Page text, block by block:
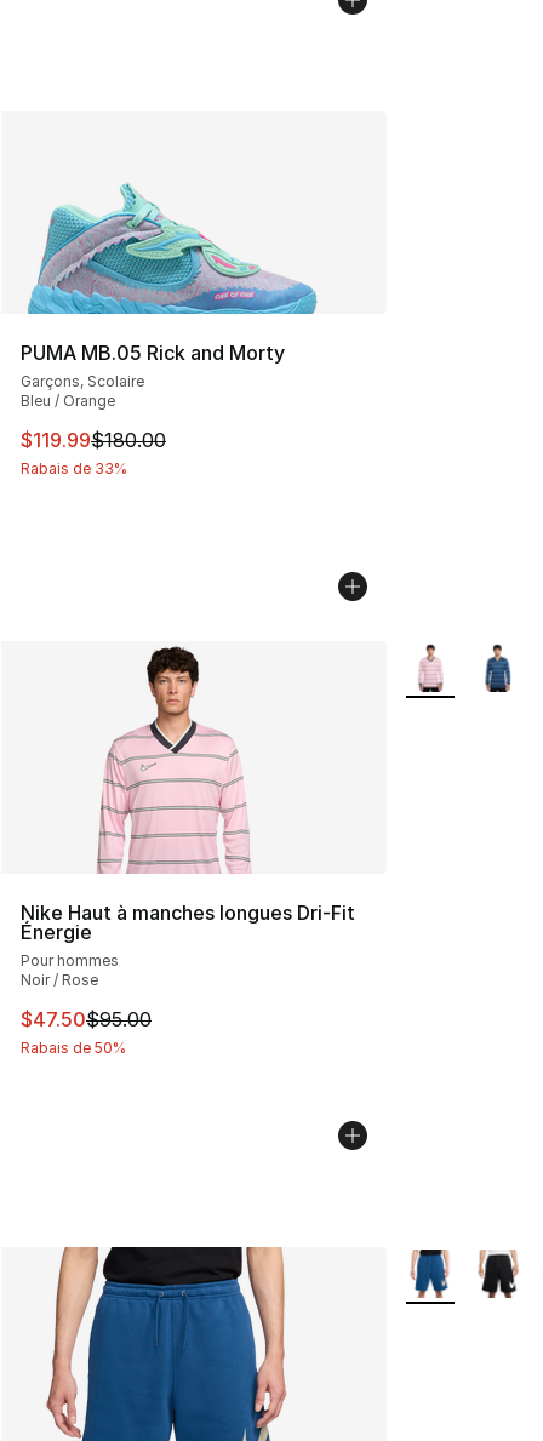
PUMA MB.05 Rick and Morty
Garçons, Scolaire
Bleu / Orange
Cet article est en solde. Le prix est passé de $180.00 à
$119.99$180.00
Rabais de 33%
Nike Haut à manches longues Dri-Fit
Énergie
Pour hommes
Noir / Rose
Cet article est en solde. Le prix est passé de $95.00 à
$47.50$95.00
Rabais de 50%
Plus de
Plus de